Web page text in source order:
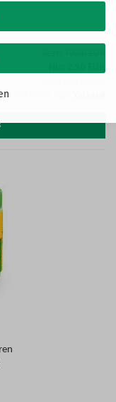
19% MwSt. zzgl.